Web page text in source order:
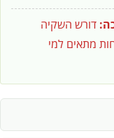
דורש השקיה
מתאים למי